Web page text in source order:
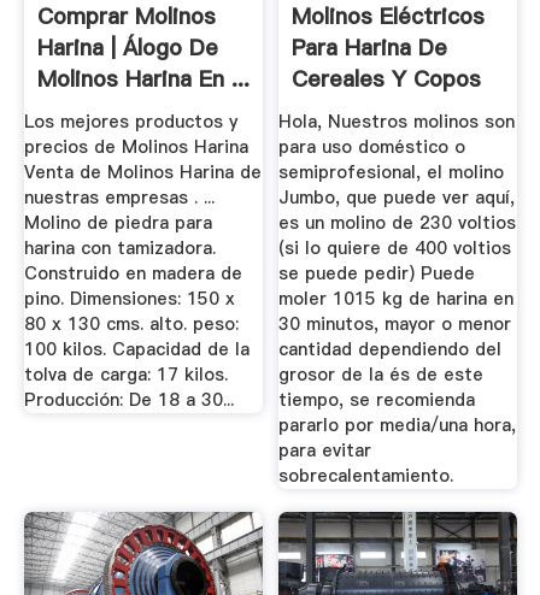
Comprar Molinos
Harina | Álogo De
Molinos Harina En ...
Los mejores productos y
precios de Molinos Harina
Venta de Molinos Harina de
nuestras empresas . ...
Molino de piedra para
harina con tamizadora.
Construido en madera de
pino. Dimensiones: 150 x
80 x 130 cms. alto. peso:
100 kilos. Capacidad de la
tolva de carga: 17 kilos.
Producción: De 18 a 30...
Molinos Eléctricos
Para Harina De
Cereales Y Copos
Blog ...
Hola, Nuestros molinos son
para uso doméstico o
semiprofesional, el molino
Jumbo, que puede ver aquí,
es un molino de 230 voltios
(si lo quiere de 400 voltios
se puede pedir) Puede
moler 1015 kg de harina en
30 minutos, mayor o menor
cantidad dependiendo del
grosor de la és de este
tiempo, se recomienda
pararlo por media/una hora,
para evitar
sobrecalentamiento.